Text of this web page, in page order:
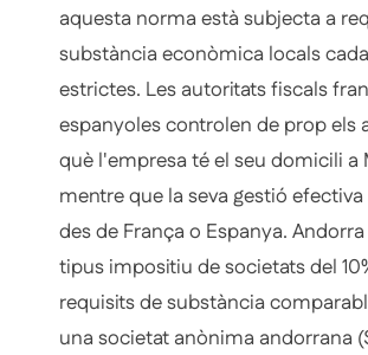
aquesta norma està subjecta a
substància econòmica locals
estrictes. Les autoritats fiscals
espanyoles controlen de prop els
què l'empresa té el seu domicili a
mentre que la seva gestió
des de França o Espanya.
tipus impositiu de societats del
requisits de substància
una societat anònima andorrana